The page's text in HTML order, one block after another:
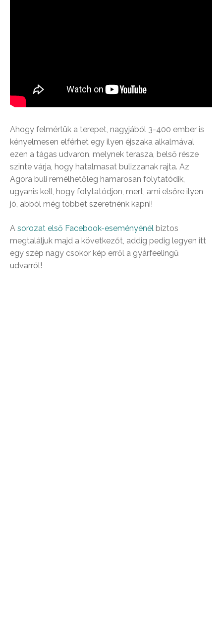
Ahogy felmértük a terepet, nagyjából 3-400 ember is
kényelmesen elférhet egy ilyen éjszaka alkalmával
ezen a tágas udvaron, melynek terasza, belső része
szinte várja, hogy hatalmasat bulizzanak rajta. Az
Agora buli remélhetőleg hamarosan folytatódik,
ugyanis kell, hogy folytatódjon, mert, ami elsőre ilyen
jó, abból még többet szeretnénk kapni!
A sorozat első Facebook-eseményénél biztos
megtaláljuk majd a következőt, addig pedig legyen itt
egy szép nagy csokor kép erről a gyárfeelingű
udvarról!